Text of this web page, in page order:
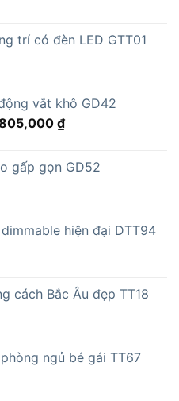
trí có đèn LED GTT01
vắt khô GD42
₫.
₫Giá
là:
gấp gọn GD52
hiện đại DTT94
cách Bắc Âu đẹp TT18
ngủ bé gái TT67